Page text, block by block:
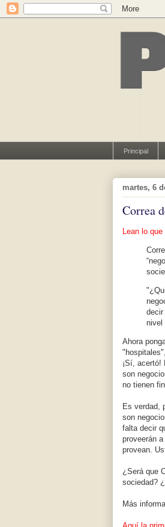
Principal
martes, 6
Correa
Lean lo
decir
nivel
Ahora
¡Sí,
son
no tienen
Es verdad,
son
falta decir
proveerán
provean.
¿Será que
sociedad?
Más